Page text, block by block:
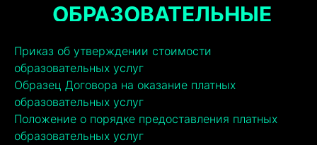
ОБРАЗОВАТЕЛЬНЫЕ
УСЛУГИ
Приказ об утверждении стоимости
образовательных услуг
Образец Договора на оказание платных
образовательных услуг
Положение о порядке предоставления платных
образовательных услуг